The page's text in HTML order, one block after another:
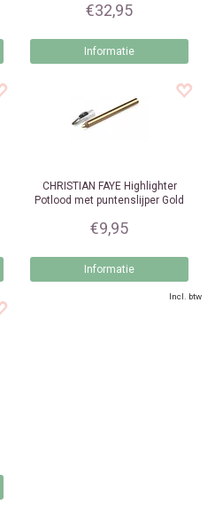
€32,95
Informatie
CHRISTIAN FAYEHighlighter
Potlood met puntenslijper Gold
€9,95
Informatie
Incl. btw